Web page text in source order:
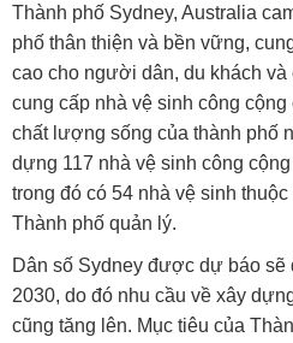
Thành phố Sydney, Australia
phố thân thiện và bền vững,
cao cho người dân, du khách
cung cấp nhà vệ sinh công
chất lượng sống của thành phố
dựng 117 nhà vệ sinh công
trong đó có 54 nhà vệ sinh
Thành phố quản lý.
Dân số Sydney được dự báo
2030, do đó nhu cầu về xây
cũng tăng lên. Mục tiêu của